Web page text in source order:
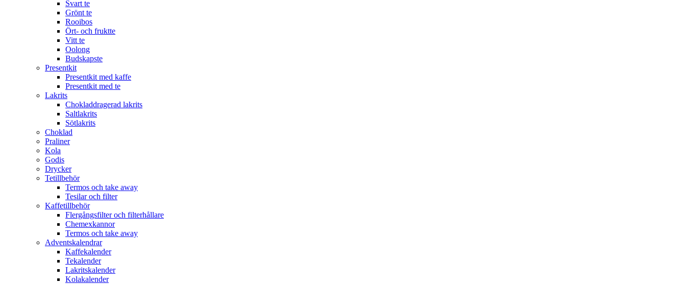
Svart te
Grönt te
Rooibos
Ört- och fruktte
Vitt te
Oolong
Budskapste
Presentkit
Presentkit med kaffe
Presentkit med te
Lakrits
Chokladdragerad lakrits
Saltlakrits
Sötlakrits
Choklad
Praliner
Kola
Godis
Drycker
Tetillbehör
Termos och take away
Tesilar och filter
Kaffetillbehör
Flergångsfilter och filterhållare
Chemexkannor
Termos och take away
Adventskalendrar
Kaffekalender
Tekalender
Lakritskalender
Kolakalender